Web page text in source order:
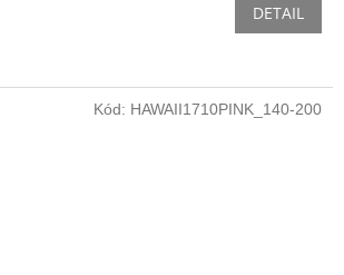
DETAIL
Kód: HAWAII1710PINK_140-200